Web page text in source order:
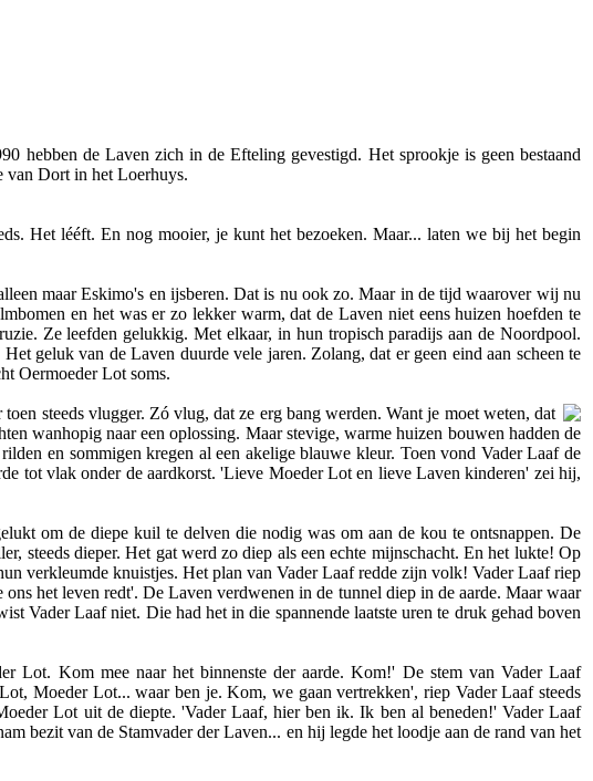
hebben de Laven zich in de Efteling gevestigd. Het sprookje is geen bestaand
van Dort in het Loerhuys.
Het lééft. En nog mooier, je kunt het bezoeken. Maar... laten we bij het begin
maar Eskimo's en ijsberen. Dat is nu ook zo. Maar in de tijd waarover wij nu
en het was er zo lekker warm, dat de Laven niet eens huizen hoefden te
Ze leefden gelukkig. Met elkaar, in hun tropisch paradijs aan de Noordpool.
geluk van de Laven duurde vele jaren. Zolang, dat er geen eind aan scheen te
Oermoeder Lot soms.
steeds vlugger. Zó vlug, dat ze erg bang werden. Want je moet weten, dat
wanhopig naar een oplossing. Maar stevige, warme huizen bouwen hadden de
en sommigen kregen al een akelige blauwe kleur. Toen vond Vader Laaf de
tot vlak onder de aardkorst. 'Lieve Moeder Lot en lieve Laven kinderen' zei hij,
om de diepe kuil te delven die nodig was om aan de kou te ontsnappen. De
steeds dieper. Het gat werd zo diep als een echte mijnschacht. En het lukte! Op
verkleumde knuistjes. Het plan van Vader Laaf redde zijn volk! Vader Laaf riep
het leven redt'. De Laven verdwenen in de tunnel diep in de aarde. Maar waar
Vader Laaf niet. Die had het in die spannende laatste uren te druk gehad boven
Lot. Kom mee naar het binnenste der aarde. Kom!' De stem van Vader Laaf
Moeder Lot... waar ben je. Kom, we gaan vertrekken', riep Vader Laaf steeds
Lot uit de diepte. 'Vader Laaf, hier ben ik. Ik ben al beneden!' Vader Laaf
bezit van de Stamvader der Laven... en hij legde het loodje aan de rand van het